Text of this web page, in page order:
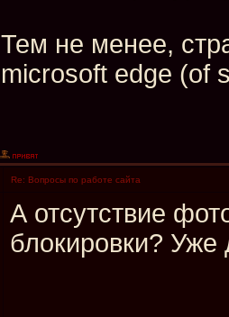
Тем не менее,
microsoft edge (of
Re: Вопросы по работе сайта
А отсутствие
блокировки?